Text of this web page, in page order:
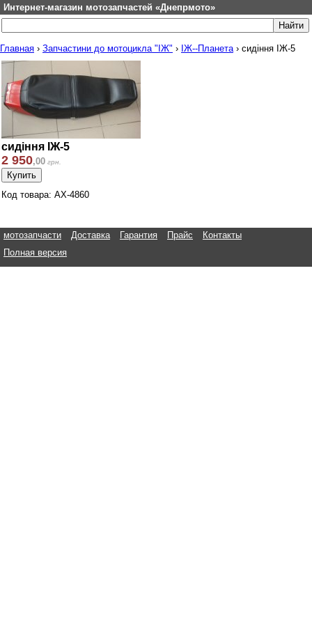
Интернет-магазин мотозапчастей «Днепрмото»
Главная › Запчастини до мотоцикла "ІЖ" › ІЖ--Планета› сидіння ІЖ-5
сидіння ІЖ-5
2 950,00 грн.
Код товара: АХ-4860
мотозапчасти Доставка Гарантия Прайс
Контакты
Полная версия